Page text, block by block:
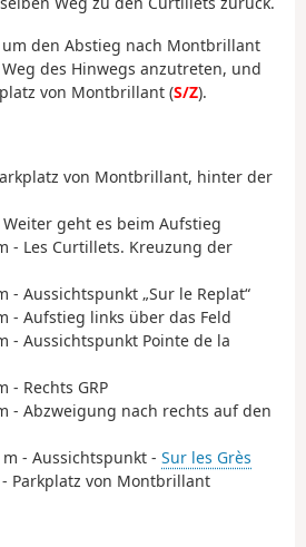
um den Abstieg nach Montbrillant
des Hinwegs anzutreten, und
von Montbrillant (S/Z).
von Montbrillant, hinter der
geht es beim Aufstieg
- Les Curtillets. Kreuzung der
- Aussichtspunkt „Sur le Replat“
- Aufstieg links über das Feld
- Aussichtspunkt Pointe de la
- Rechts GRP
- Abzweigung nach rechts auf den
m - Aussichtspunkt - Sur les Grès
Parkplatz von Montbrillant